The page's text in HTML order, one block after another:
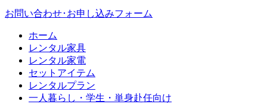
お問い合わせ･お申し込みフォーム
ホーム
レンタル家具
レンタル家電
セットアイテム
レンタルプラン
一人暮らし・学生・単身赴任向け